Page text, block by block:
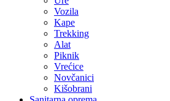
Vozila
Kape
Trekking
Alat
Piknik
Vrećice
Novčanici
Kišobrani